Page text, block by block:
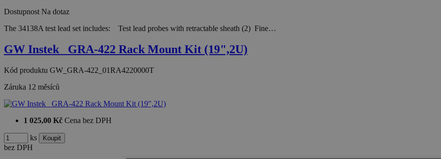
Dostupnost Na dotaz
The 34138A test lead set includes: Test lead probes with retractable sheath (2) Fine…
GW Instek_ GRA-422 Rack Mount Kit (19",2U)
Kód produktu GW_GRA-422_01RA4220000T
Záruka 12 měsíců
1 025,00 Kč Cena bez DPH
ks
bez DPH